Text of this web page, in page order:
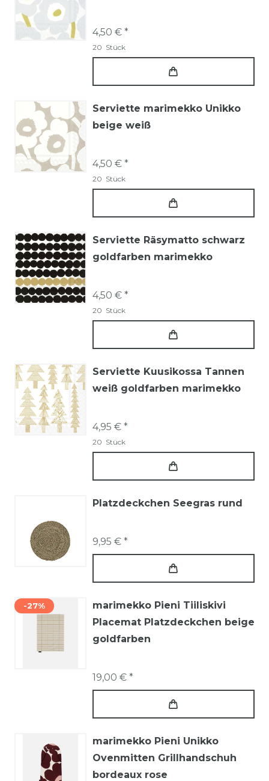
4,50 € *
20 Stück
Serviette marimekko Unikko
beige weiß
4,50 € *
20 Stück
Serviette Räsymatto schwarz
goldfarben marimekko
4,50 € *
20 Stück
Serviette Kuusikossa Tannen
weiß goldfarben marimekko
4,95 € *
20 Stück
Platzdeckchen Seegras rund
9,95 € *
-27%
marimekko Pieni Tiiliskivi
Placemat Platzdeckchen beige
goldfarben
19,00 € *
marimekko Pieni Unikko
Ovenmitten Grillhandschuh
bordeaux rose